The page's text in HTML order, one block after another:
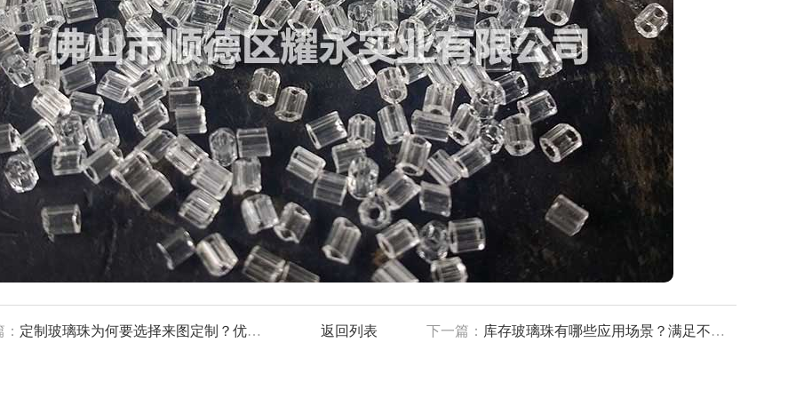
定制玻璃珠为何要选择来图定制？优势解析与应用场景 返回列表 下一篇： 库存玻璃珠有哪些应用场景？满足不同行业的特殊需求